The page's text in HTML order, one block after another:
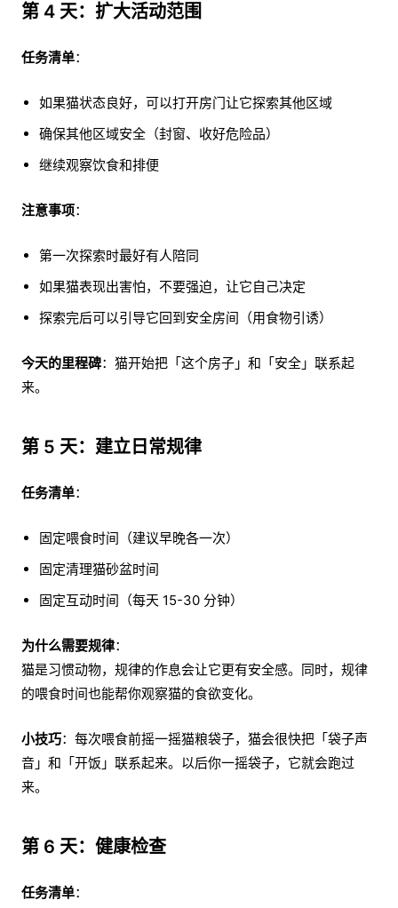
第 4 天：扩大活动范围
任务清单：
如果猫状态良好，可以打开房门让它探索其他区域
确保其他区域安全（封窗、收好危险品）
继续观察饮食和排便
注意事项：
第一次探索时最好有人陪同
如果猫表现出害怕，不要强迫，让它自己决定
探索完后可以引导它回到安全房间（用食物引诱）
今天的里程碑：猫开始把「这个房子」和「安全」联系起
来。
第 5 天：建立日常规律
任务清单：
固定喂食时间（建议早晚各一次）
固定清理猫砂盆时间
固定互动时间（每天 15-30 分钟）
为什么需要规律：
猫是习惯动物，规律的作息会让它更有安全感。同时，规律
的喂食时间也能帮你观察猫的食欲变化。
小技巧：每次喂食前摇一摇猫粮袋子，猫会很快把「袋子声
音」和「开饭」联系起来。以后你一摇袋子，它就会跑过
来。
第 6 天：健康检查
任务清单：